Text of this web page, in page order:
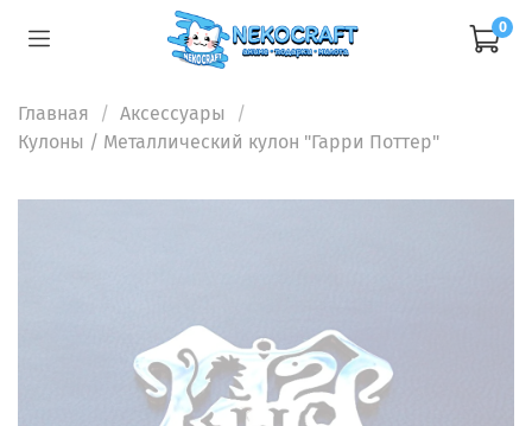
0
Главная
Аксессуары
Кулоны / Металлический кулон "Гарри Поттер"